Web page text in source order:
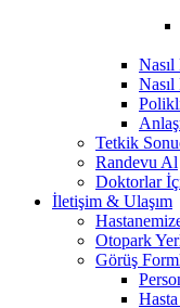
Nasıl
Tetkik
Randevu Al
Doktorlar
İletişim & Ulaşım
Otopark
Görüş